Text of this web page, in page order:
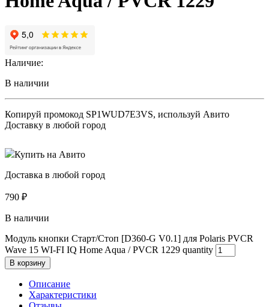
Наличие:
В наличии
Копируй промокод SP1WUD7E3VS, используй Авито
Доставку в любой город
Купить на Авито
Доставка в любой город
790 ₽
В наличии
Модуль кнопки Старт/Стоп [D360-G V0.1] для Polaris PVCR
Wave 15 WI-FI IQ Home Aqua / PVCR 1229 quantity
В корзину
Описание
Характеристики